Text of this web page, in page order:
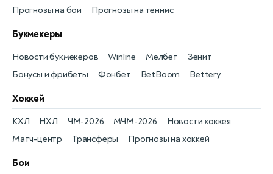
Прогнозы на бои Прогнозы на теннис
Букмекеры
Бонусы и фрибеты
Новости букмекеров
Фонбет
Winline
BetBoom
Мелбет
Bettery
Зенит
Хоккей
Новости хоккея
КХЛ
Матч-центр
НХЛ
Трансферы
ЧМ-2026
Прогнозы на хоккей
МЧМ-2026
Бои